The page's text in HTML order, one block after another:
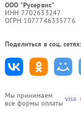
Мы принимаем
все формы оплаты
ООО "Русервис"
ИНН 7702633247
ОГРН 1077746335776
Поделиться в соц. сетях: